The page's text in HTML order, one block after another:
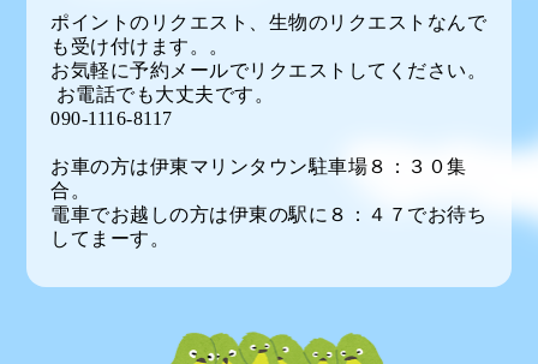
ポイントのリクエスト、生物のリクエストなんで
も受け付けます。。
お気軽に予約メールでリクエストしてください。
お電話でも大丈夫です。
090-1116-8117
お車の方は伊東マリンタウン駐車場８：３０集
合。
電車でお越しの方は伊東の駅に８：４７でお待ち
してまーす。